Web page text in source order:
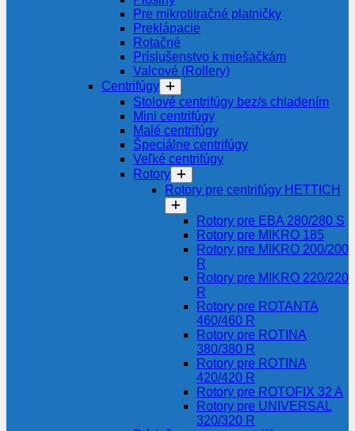
Pre mikrotitračné platničky
Preklápacie
Rotačné
Príslušenstvo k miešačkám
Valcové (Rollery)
Centrifúgy
Stolové centrifúgy bez/s chladením
Mini centrifúgy
Malé centrifúgy
Špeciálne centrifúgy
Veľké centrifúgy
Rotory
Rotory pre centrifúgy HETTICH
Rotory pre EBA 280/280 S
Rotory pre MIKRO 185
Rotory pre MIKRO 200/200
R
Rotory pre MIKRO 220/220
R
Rotory pre ROTANTA
460/460 R
Rotory pre ROTINA
380/380 R
Rotory pre ROTINA
420/420 R
Rotory pre ROTOFIX 32 A
Rotory pre UNIVERSAL
320/320 R